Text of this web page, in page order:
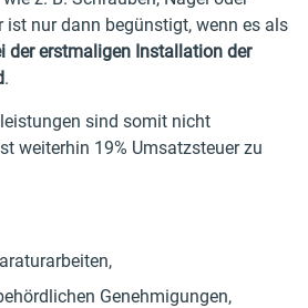
ist nur dann begünstigt, wenn es als
der erstmaligen Installation der
.
sind somit nicht
weiterhin 19% Umsatzsteuer zu
Genehmigungen,